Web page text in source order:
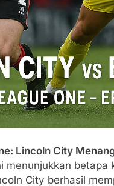
Lincoln City
menunjukkan
City berhasil